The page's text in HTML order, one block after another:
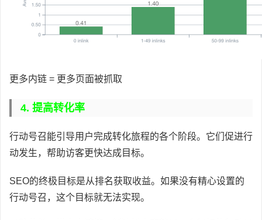
更多内链 = 更多页面被抓取
4. 提高转化率
行动号召能引导用户完成转化旅程的各个阶段。它们促进行
动发生，帮助访客更快达成目标。
SEO的终极目标是从排名获取收益。如果没有精心设置的
行动号召，这个目标就无法实现。